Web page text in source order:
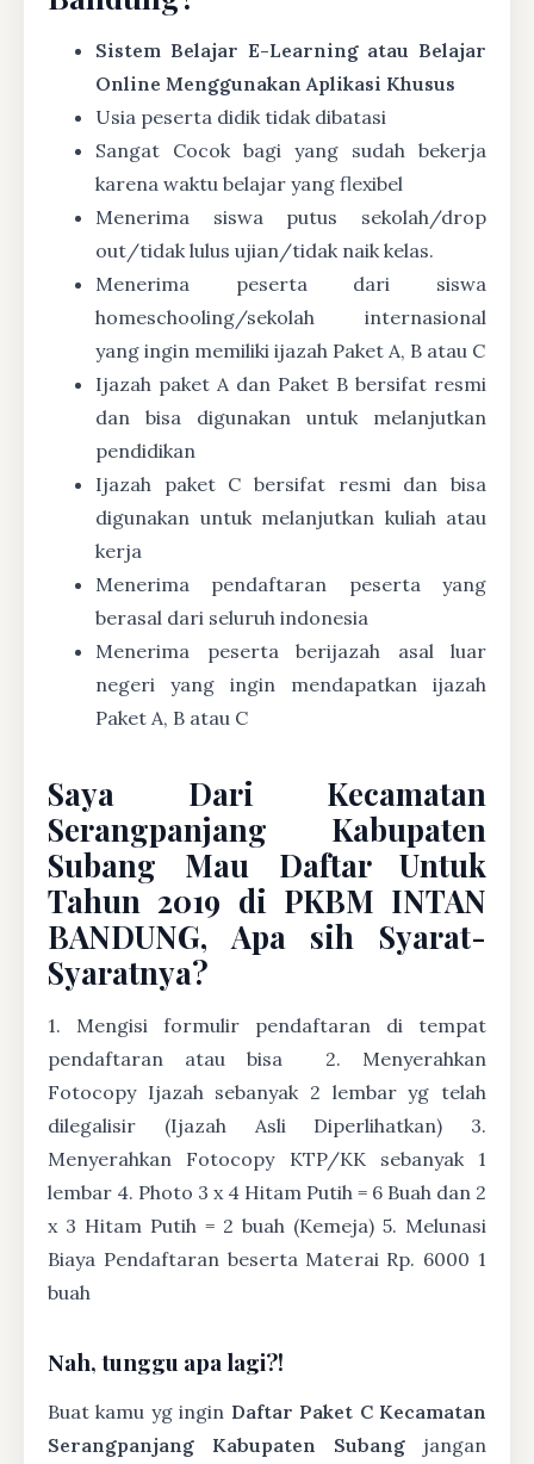
Sistem Belajar E-Learning atau Belajar
Online Menggunakan Aplikasi Khusus
Usia peserta didik tidak dibatasi
Sangat Cocok bagi yang sudah bekerja
karena waktu belajar yang flexibel
Menerima siswa putus sekolah/drop
out/tidak lulus ujian/tidak naik kelas.
Menerima peserta dari siswa
homeschooling/sekolah internasional
yang ingin memiliki ijazah Paket A, B atau C
Ijazah paket A dan Paket B bersifat resmi
dan bisa digunakan untuk melanjutkan
pendidikan
Ijazah paket C bersifat resmi dan bisa
digunakan untuk melanjutkan kuliah atau
kerja
Menerima pendaftaran peserta yang
berasal dari seluruh indonesia
Menerima peserta berijazah asal luar
negeri yang ingin mendapatkan ijazah
Paket A, B atau C
Saya Dari Kecamatan
Serangpanjang Kabupaten
Subang Mau Daftar Untuk
Tahun 2019 di PKBM INTAN
BANDUNG, Apa sih Syarat-
Syaratnya?
1. Mengisi formulir pendaftaran di tempat
pendaftaran atau bisa
2. Menyerahkan
Fotocopy Ijazah sebanyak 2 lembar yg telah
dilegalisir (Ijazah Asli Diperlihatkan) 3.
Menyerahkan Fotocopy KTP/KK sebanyak 1
lembar 4. Photo 3 x 4 Hitam Putih = 6 Buah dan 2
x 3 Hitam Putih = 2 buah (Kemeja) 5. Melunasi
Biaya Pendaftaran beserta Materai Rp. 6000 1
buah
Nah, tunggu apa lagi?!
Buat kamu yg ingin Daftar Paket C Kecamatan
Serangpanjang Kabupaten Subang jangan